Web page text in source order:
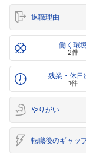
退職理由
働く環境
2件
残業・休日
1件
やりがい
転職後のギャッ